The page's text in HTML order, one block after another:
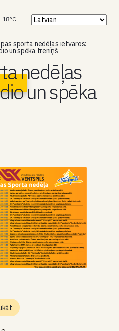
18°C
sporta nedēļas ietvaros:
un spēka treniņš
nedēļas
un spēka